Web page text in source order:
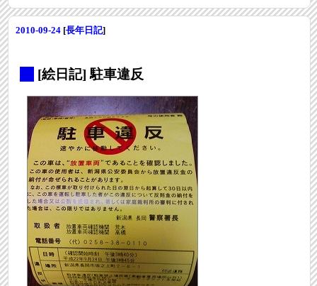
2010-09-24 [長年日記]
[絵日記] 駐車違反